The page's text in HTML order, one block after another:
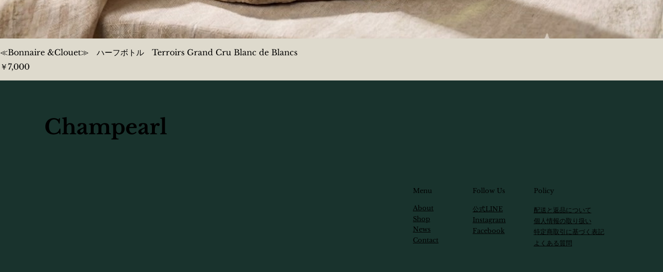
≪Bonnaire &Clouet≫ ハーフボトル Terroirs Grand Cru Blanc de Blancs
価格
￥7,000
Champearl
Menu
About
Shop
News
Contact
Follow Us
​公式LINE
Instagram
Facebook
Policy
配送と返品について
個人情報の取り扱い
特定商取引に基づく表記
​よくある質問